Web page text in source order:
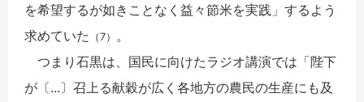
を希望するが如きことなく益々節米を実践」するよう
求めていた
（7）
。
つまり石黒は、国民に向けたラジオ講演では「陛下
が〔...〕召上る献穀が広く各地方の農民の生産にも及